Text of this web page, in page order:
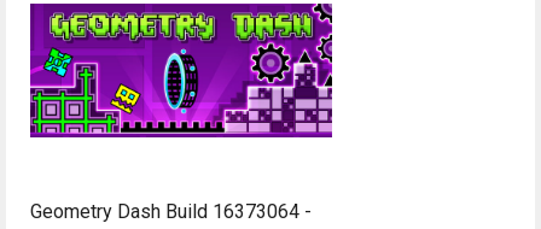
Geometry Dash Build 16373064 -